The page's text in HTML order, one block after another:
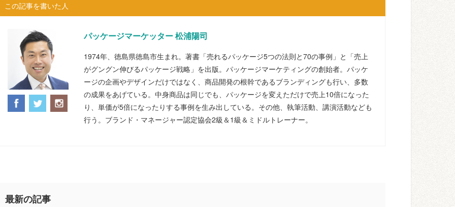
この記事を書いた人
パッケージマーケッター 松浦陽司
1974年、徳島県徳島市生まれ。著書「売れるパッケージ5つの法則と70の事例」と「売上
がグングン伸びるパッケージ戦略」を出版。パッケージマーケティングの創始者。パッケ
ージの企画やデザインだけではなく、商品開発の根幹であるブランディングも行い、多数
の成果をあげている。中身商品は同じでも、パッケージを変えただけで売上10倍になった
り、単価が5倍になったりする事例を生み出している。その他、執筆活動、講演活動なども
行う。ブランド・マネージャー認定協会2級＆1級＆ミドルトレーナー。
最新の記事